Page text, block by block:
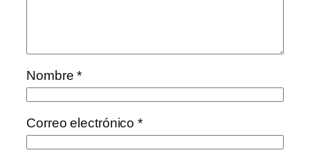
Nombre*
Correo electrónico*